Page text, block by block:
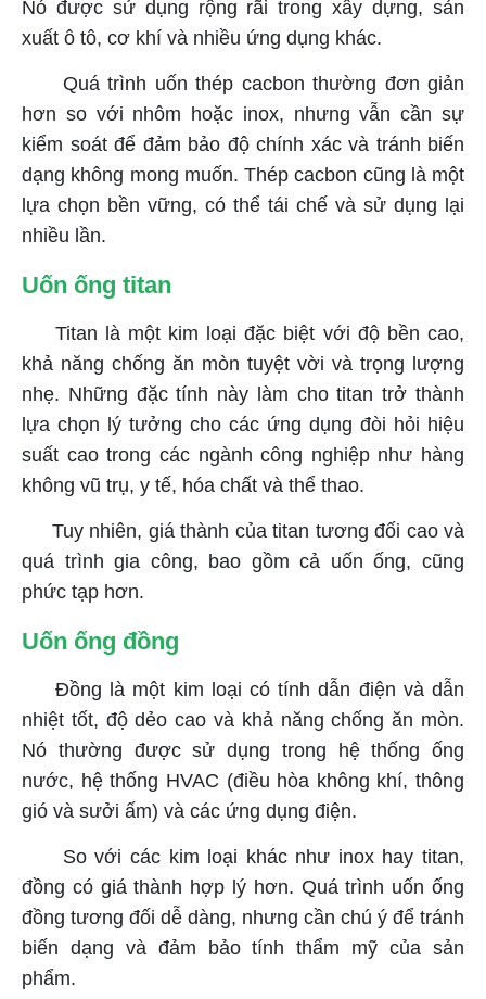
Nó được sử dụng rộng rãi trong xây dựng, sản
xuất ô tô, cơ khí và nhiều ứng dụng khác.
Quá trình uốn thép cacbon thường đơn giản
hơn so với nhôm hoặc inox, nhưng vẫn cần sự
kiểm soát để đảm bảo độ chính xác và tránh biến
dạng không mong muốn. Thép cacbon cũng là một
lựa chọn bền vững, có thể tái chế và sử dụng lại
nhiều lần.
Uốn ống titan
Titan là một kim loại đặc biệt với độ bền cao,
khả năng chống ăn mòn tuyệt vời và trọng lượng
nhẹ. Những đặc tính này làm cho titan trở thành
lựa chọn lý tưởng cho các ứng dụng đòi hỏi hiệu
suất cao trong các ngành công nghiệp như hàng
không vũ trụ, y tế, hóa chất và thể thao.
Tuy nhiên, giá thành của titan tương đối cao và
quá trình gia công, bao gồm cả uốn ống, cũng
phức tạp hơn.
Uốn ống đồng
Đồng là một kim loại có tính dẫn điện và dẫn
nhiệt tốt, độ dẻo cao và khả năng chống ăn mòn.
Nó thường được sử dụng trong hệ thống ống
nước, hệ thống HVAC (điều hòa không khí, thông
gió và sưởi ấm) và các ứng dụng điện.
So với các kim loại khác như inox hay titan,
đồng có giá thành hợp lý hơn. Quá trình uốn ống
đồng tương đối dễ dàng, nhưng cần chú ý để tránh
biến dạng và đảm bảo tính thẩm mỹ của sản
phẩm.